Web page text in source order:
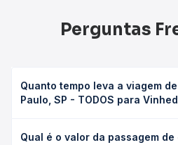
Perguntas
Quanto tempo leva a viagem
Paulo, SP - TODOS para
Vinhedo, SP leva em média 1h
Qual é o valor da passagem de